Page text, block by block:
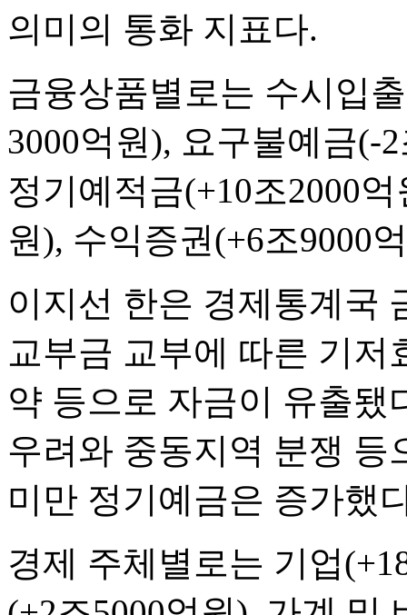
의미의 통화 지표다.
금융상품별로는 수시입
3000억원), 요구불예금(-
정기예적금(+10조2000
원), 수익증권(+6조9000
이지선 한은 경제통계국
교부금 교부에 따른 기저
약 등으로 자금이 유출
우려와 중동지역 분쟁 등
미만 정기예금은 증가했
경제 주체별로는 기업